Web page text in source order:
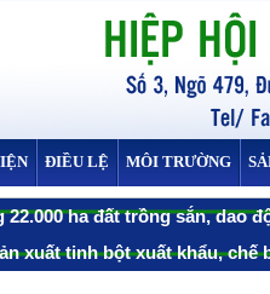
ĐIỀU LỆ MÔI TRƯỜNG
ha đất trồng sắn, dao
xuất tinh bột xuất khẩu, chế